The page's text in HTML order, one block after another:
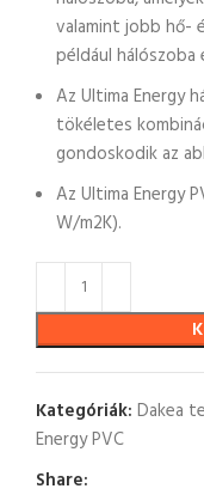
valamint jobb hő-
például hálószoba
Az Ultima Energy
tökéletes
gondoskodik az
Az Ultima Energy
W/m2K).
Kategóriák: Dakea
Energy PVC
Share: